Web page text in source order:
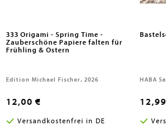
333 Origami - Spring Time -
Zauberschöne Papiere falten für
Frühling & Ostern
Edition Michael Fischer, 2026
12,00 €
Versandkostenfrei in DE
HABA